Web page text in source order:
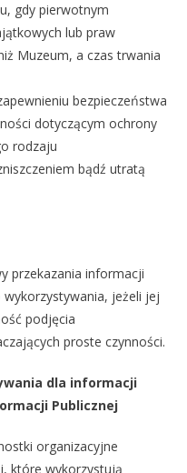
gdy pierwotnym
lub praw
Muzeum, a czas trwania
bezpieczeństwa
dotyczącym ochrony
rodzaju
bądź utratą
przekazania informacji
jeżeli jej
podjęcia
proste czynności.
dla informacji
Publicznej
organizacyjne
które wykorzystują